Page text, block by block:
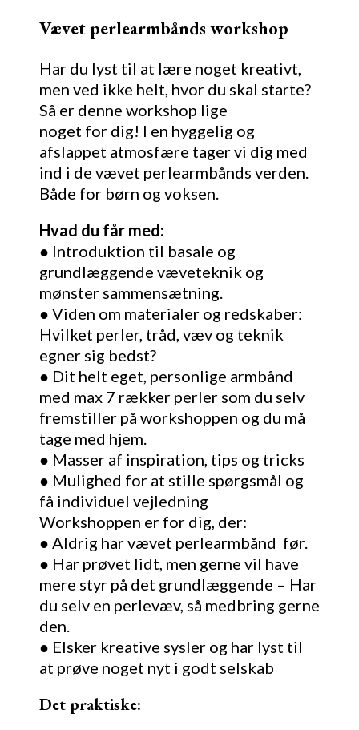
Vævet perlearmbånds workshop
Har du lyst til at lære noget kreativt,
men ved ikke helt, hvor du skal starte?
Så er denne workshop lige
noget for dig! I en hyggelig og
afslappet atmosfære tager vi dig med
ind i de vævet perlearmbånds verden.
Både for børn og voksen.
Hvad du får med:
● Introduktion til basale og
grundlæggende væveteknik og
mønster sammensætning.
● Viden om materialer og redskaber:
Hvilket perler, tråd, væv og teknik
egner sig bedst?
● Dit helt eget, personlige armbånd
med max 7 rækker perler som du selv
fremstiller på workshoppen og du må
tage med hjem.
● Masser af inspiration, tips og tricks
● Mulighed for at stille spørgsmål og
få individuel vejledning
Workshoppen er for dig, der:
● Aldrig har vævet perlearmbånd før.
● Har prøvet lidt, men gerne vil have
mere styr på det grundlæggende – Har
du selv en perlevæv, så medbring gerne
den.
● Elsker kreative sysler og har lyst til
at prøve noget nyt i godt selskab
Det praktiske: